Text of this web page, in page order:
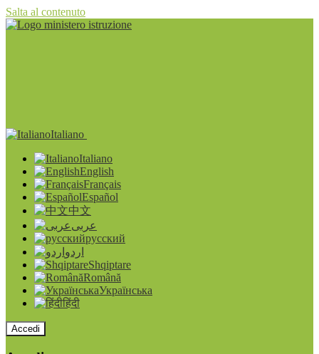
Salta al contenuto
Italiano
Italiano
English
Français
Español
中文
عربى
русский
اردو
Shqiptare
Română
Українська
हिंदी
Accedi